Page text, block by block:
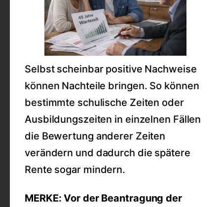
Selbst scheinbar positive Nachweise
können Nachteile bringen. So können
bestimmte schulische Zeiten oder
Ausbildungszeiten in einzelnen Fällen
die Bewertung anderer Zeiten
verändern und dadurch die spätere
Rente sogar mindern.
MERKE: Vor der Beantragung der